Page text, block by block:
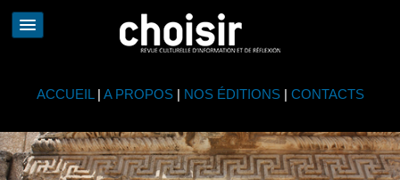
ACCUEIL | A PROPOS| NOS ÉDITIONS| CONTACTS